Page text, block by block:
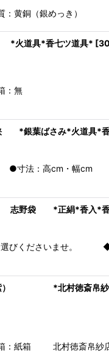
銅（銀めっき） ●箱
*火道具*香七ツ道具* [
キ ◇箱：無
*銀葉ばさみ*火道具*
●寸法：高
】 志野袋 *正絹*香入*
をお選びく
紫） *北村徳斎帛紗
紙箱 北村徳斎帛紗店に